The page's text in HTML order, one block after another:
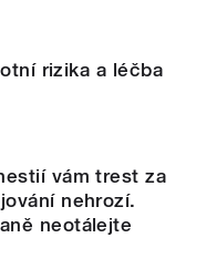
rizika a léčba
vám trest za
nehrozí.
neotálejte